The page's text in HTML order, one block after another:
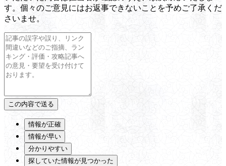
す。個々のご意見にはお返事できないことを予めご了承くだ
さいませ。
情報が正確
情報が早い
分かりやすい
探していた情報が見つかった